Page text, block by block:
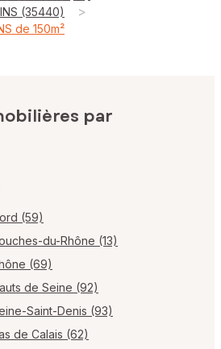
(35440) >
de 150m²
par
(59)
du-Rhône (13)
(69)
de Seine (92)
Saint-Denis (93)
de Calais (62)